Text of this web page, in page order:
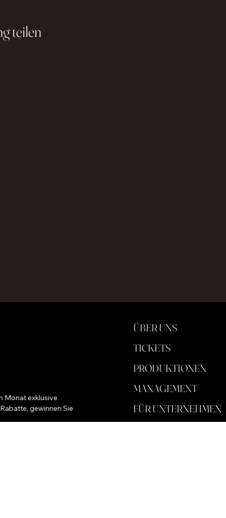
teilen
Monat exklusive
gewinnen Sie
ÜBER UNS
TICKETS
PRODUKTIONEN
MANAGEMENT
FÜR UNTERNEHMEN